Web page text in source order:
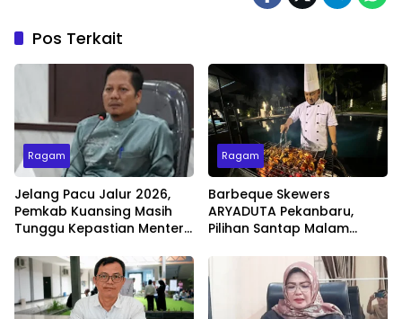
Pos Terkait
Ragam
Jelang Pacu Jalur 2026,
Pemkab Kuansing Masih
Tunggu Kepastian Menteri
Ragam
Barbeque Skewers
ARYADUTA Pekanbaru,
Pilihan Santap Malam